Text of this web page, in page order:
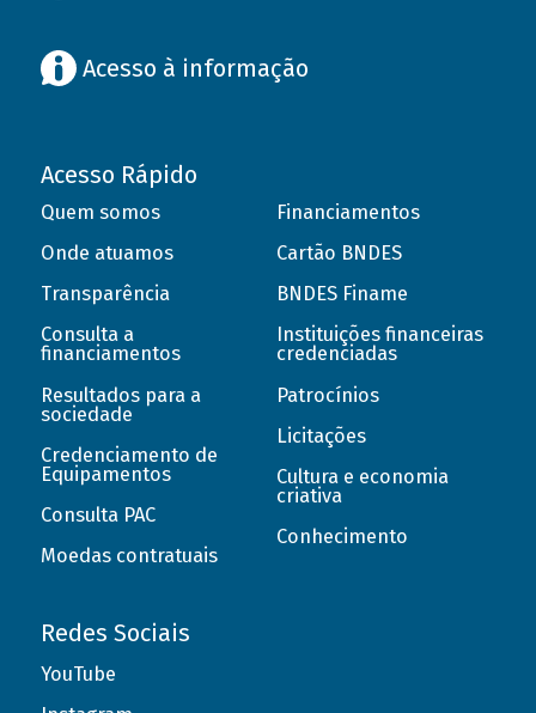
Acesso à informação
Acesso Rápido
Quem somos
Onde atuamos
Transparência
Consulta a
financiamentos
Resultados para a
sociedade
Credenciamento de
Equipamentos
Consulta PAC
Moedas contratuais
Financiamentos
Cartão BNDES
BNDES Finame
Instituições financeiras
credenciadas
Patrocínios
Licitações
Cultura e economia
criativa
Conhecimento
Redes Sociais
YouTube